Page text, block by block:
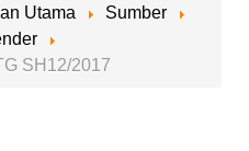
Utama
Sumber
SH12/2017